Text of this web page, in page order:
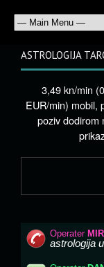
ASTROLOGIJA
3,49 kn/min
EUR/min) mobil,
poziv dodirom